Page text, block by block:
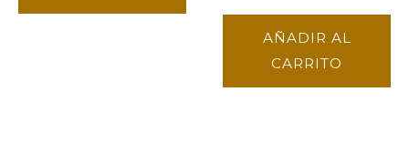
AÑADIR AL
CARRITO